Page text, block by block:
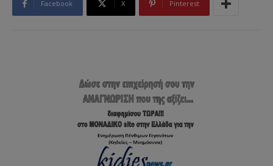
Facebook X Pinterest